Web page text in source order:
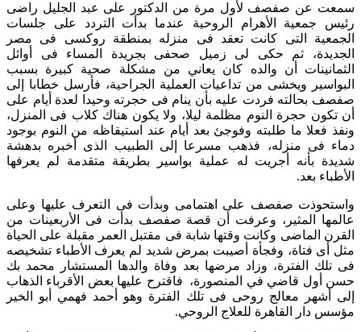
سمعت عن صفصف لأول مرة من الدكتور على عبد الجليل راضى
رئيس جمعية الأهرام الروحية عندما بدأت التردد على جلسات
الجمعية التى كانت تعقد فى منزله بمنطقة روكسى فى مصر
الجديدة، ثم حكى لى زميل صحفى بجريدة المساء فى أوائل
الثمانينات أن والده كان يعاني من مشكلة صحية كبيرة بسبب
البواسير ويخشى من تداعيات العملية الجراحية، فأرسل خطابا إلى
صفصف بحالته فردت عليه بأن ينام فى حجرته وحيدا لعدة أيام على
أن تكون حجرة النوم مظلمة ليلا، ولا يكون هناك كلاب فى المنزل،
ونفذ فعلا ما طلبته وفوجئ بعد أيام عند استيقاظه من النوم بوجود
دماء فى منزله، فذهب مسرعا إلى الطبيب الذى أخبره بدهشة
شديدة بأنه أجريت له عملية بواسير بطريقة متقدمة لم يعرفها
الأطباء بعد.
واستحوذت صفصف على اهتمامى وبدأت فى التعرف عليها وعلى
عالمها المثير، وعرفت أن قصة صفصف بدأت فى الأربعينات من
القرن الماضى وكانت وقتها شابة فى مقتبل العمر مقبلة على الحياة
مثل أى فتاة، وفجأة أصيبت بمرض شديد لم يعرف الأطباء تشخيصه
فى تلك الفترة، وزاد مرضها بعد وفاة والدها المستشار محمد بك
حسن أول قاضي في المنصورة، فاقترح عليها بعض الأقرباء الذهاب
إلى أشهر معالج روحى فى تلك الفترة وهو أحمد فهمي أبو الخير
مؤسس دار القاهرة للعلاج الروحي.